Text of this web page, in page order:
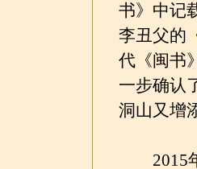
书》中记
李丑父的
代《闽书
一步确认
洞山又增
2015年